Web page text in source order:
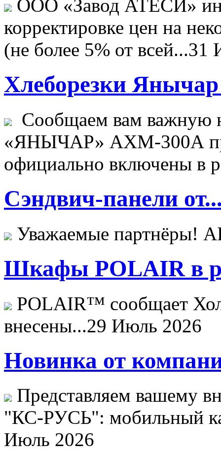
ООО «Завод АТЕСИ»
корректировке цен на
(не более 5% от всей...31
Хлеборезки Янычар
Сообщаем вам важную
«ЯНЫЧАР» АХМ-300А
официально включены в
Сэндвич-панели
Уважаемые
Шкафы POLAIR в
POLAIR™ сообщает
внесены...29 Июль 2026
Новинка от
Представляем вашему
"КС-РУСЬ": мобильный
Июль 2026